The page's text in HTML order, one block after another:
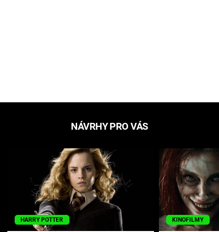
NÁVRHY PRO VÁS
HARRY POTTER KINOFILMY